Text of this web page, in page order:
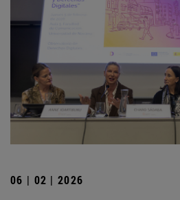
06 | 02 | 2026